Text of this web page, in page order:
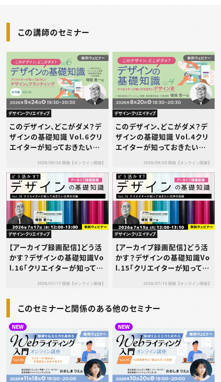
この講師のセミナー
デザイン・クリエイティブ
このデザイン、どこがダメ？デ
ザインの基礎知識 Vol.6クリ
エイターが知っておきたいデ
編］～CIとVI～2026/09/24 開催【オンライン開催】
デザイン・クリエイティブ
このデザイン、どこがダメ？デ
ザインの基礎知識 Vol.4クリ
エイターが知っておきたいデ
2026/08/20 開催【オンライン開催】
デザイン・クリエイティブ
【アーカイブ録画配信】どう活
かす？デザインの基礎知識Vo
l.16「クリエイターが知ってお
2026/07/17 開催【オンライン開催】
デザイン・クリエイティブ
【アーカイブ録画配信】どう活
かす？デザインの基礎知識Vo
l.15「クリエイターが知ってお
2026/07/13 開催【オンライン開催】
このセミナーと関係のある他のセミナー
NEW NEW